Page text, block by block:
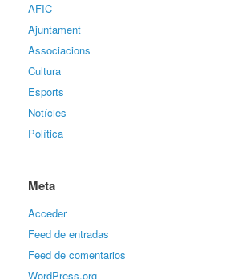
AFIC
Ajuntament
Associacions
Cultura
Esports
Notícies
Política
Meta
Acceder
Feed de entradas
Feed de comentarios
WordPress.org